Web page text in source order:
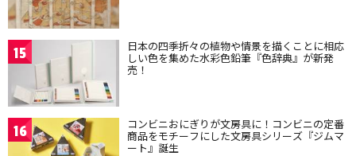
15 日本の四季折々の植物や情景を描くことに相応
しい色を集めた水彩色鉛筆『色辞典』が新発
売！
16 コンビニおにぎりが文房具に！コンビニの定番
商品をモチーフにした文房具シリーズ『ジムマ
ート』誕生